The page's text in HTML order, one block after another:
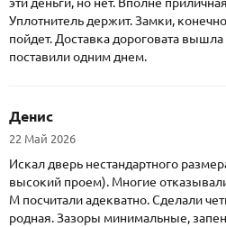
Уплотнитель держит. Замки,
пойдет. Доставка дороговата
поставили одним днем.
Денис
22 Май 2026
Искал дверь нестандартного
высокий проем). Многие
М посчитали адекватно. Сделали
родная. Зазоры минимальные,